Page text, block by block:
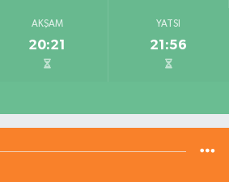
AKŞAM
20:21
YATSI
21:56